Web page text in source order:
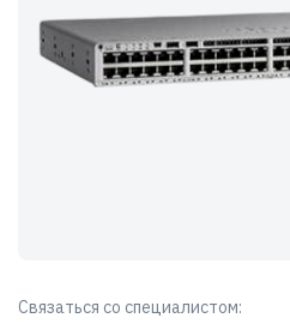
Связаться со специалистом: